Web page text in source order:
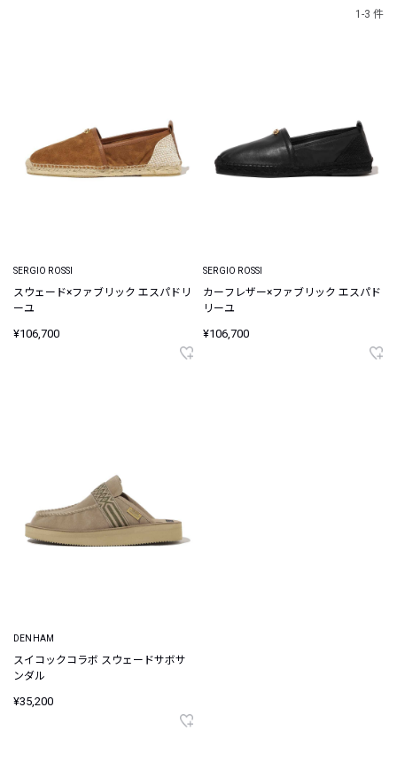
1-3 件
SERGIO ROSSI
スウェード×ファブリック エスパドリ
ーユ
¥106,700
SERGIO ROSSI
カーフレザー×ファブリック エスパド
リーユ
¥106,700
DENHAM
スイコックコラボ スウェードサボサ
ンダル
¥35,200